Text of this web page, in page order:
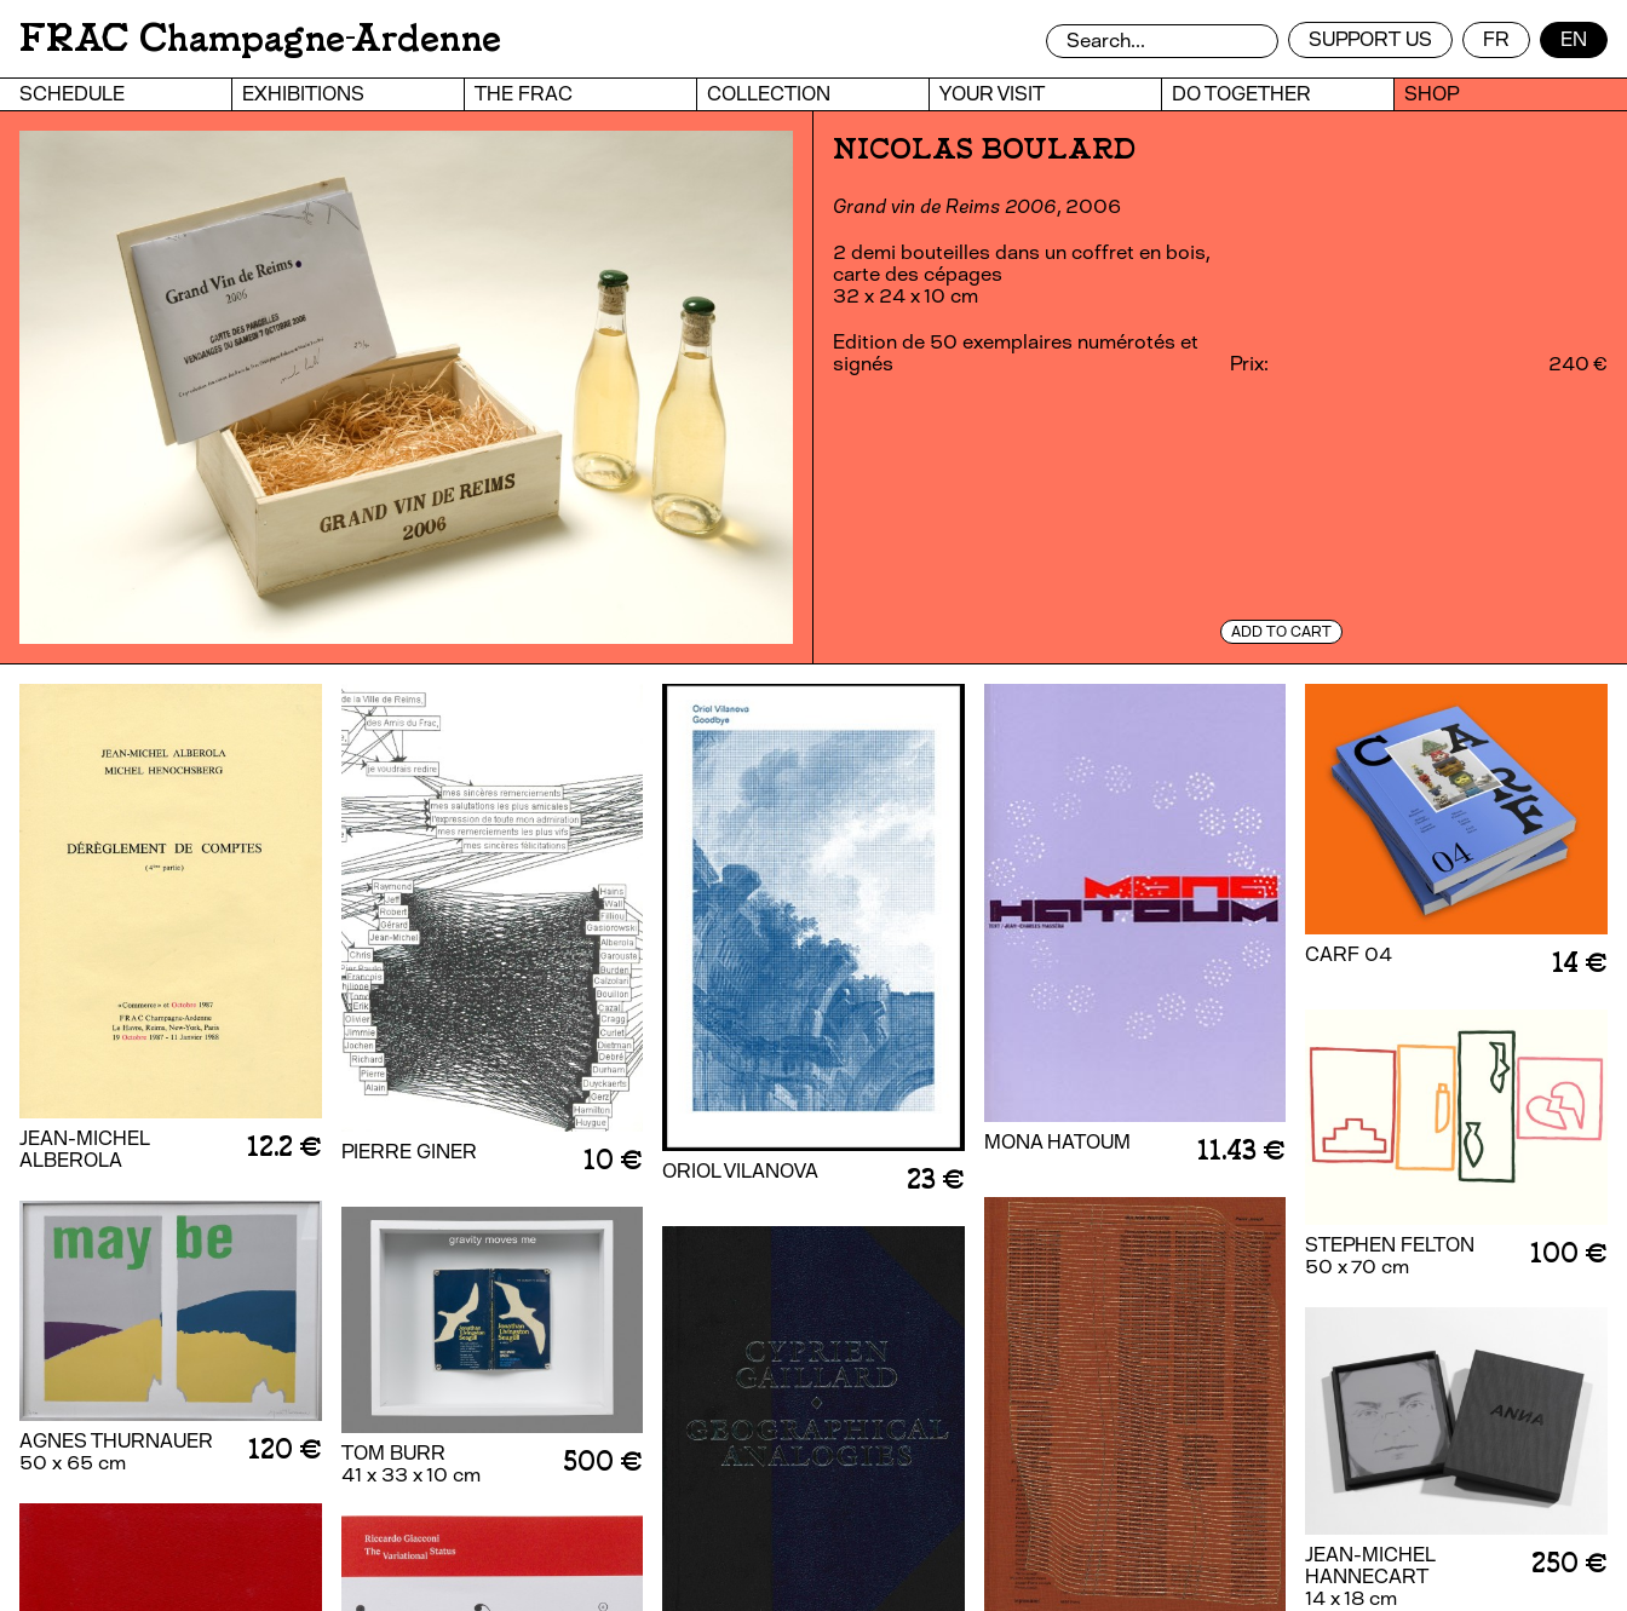
FRAC Champagne-Ardenne SUPPORT US FR EN
SCHEDULE EXHIBITIONS THE FRAC COLLECTION YOUR VISIT DO TOGETHER SHOP
NICOLAS BOULARD
Grand vin de Reims 2006, 2006
2 demi bouteilles dans un coffret en bois,
carte des cépages
32 x 24 x 10 cm
Edition de 50 exemplaires numérotés et
signés
Prix: 240 €
ADD TO CART
JEAN-MICHEL
ALBEROLA
12.2 € PIERRE GINER 10 € ORIOL VILANOVA 23 €
MONA HATOUM 11.43 €
CARF 04 14 €
STEPHEN FELTON
50 x 70 cm
100 €
AGNES THURNAUER
50 x 65 cm
120 €
TOM BURR
41 x 33 x 10 cm
500 €
JEAN-MICHEL
HANNECART
14 x 18 cm
250 €